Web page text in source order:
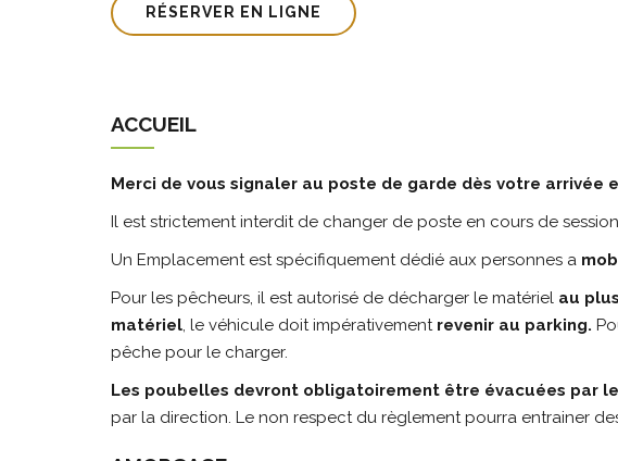
RÉSERVER EN LIGNE
ACCUEIL
Merci de vous signaler au poste de garde dès votre arrivée
Il est strictement interdit de changer de poste en cours de
Un Emplacement est spécifiquement dédié aux personnes a
Pour les pêcheurs, il est autorisé de décharger le matériel au
matériel, le véhicule doit impérativement revenir au parking.
pêche pour le charger.
Les poubelles devront obligatoirement être évacuées par
par la direction. Le non respect du règlement pourra entrainer